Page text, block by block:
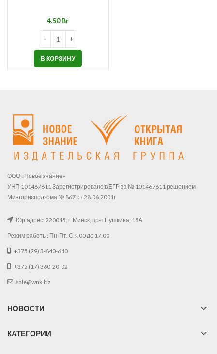
Br
В КОРЗИНУ
ООО «Новое знание»
УНП 101467611 Зарегистрировано в ЕГР за № 101467611 решением
Мингорисполкома № 867 от 28.06.2001г
Юр.адрес: 220015, г. Минск, пр-т Пушкина, 15А
Режим работы: Пн-Пт. С 9.00 до 17.00
+375 (29) 3-640-640
+375 (17) 360-20-02
sale@wnk.biz
НОВОСТИ
КАТЕГОРИИ